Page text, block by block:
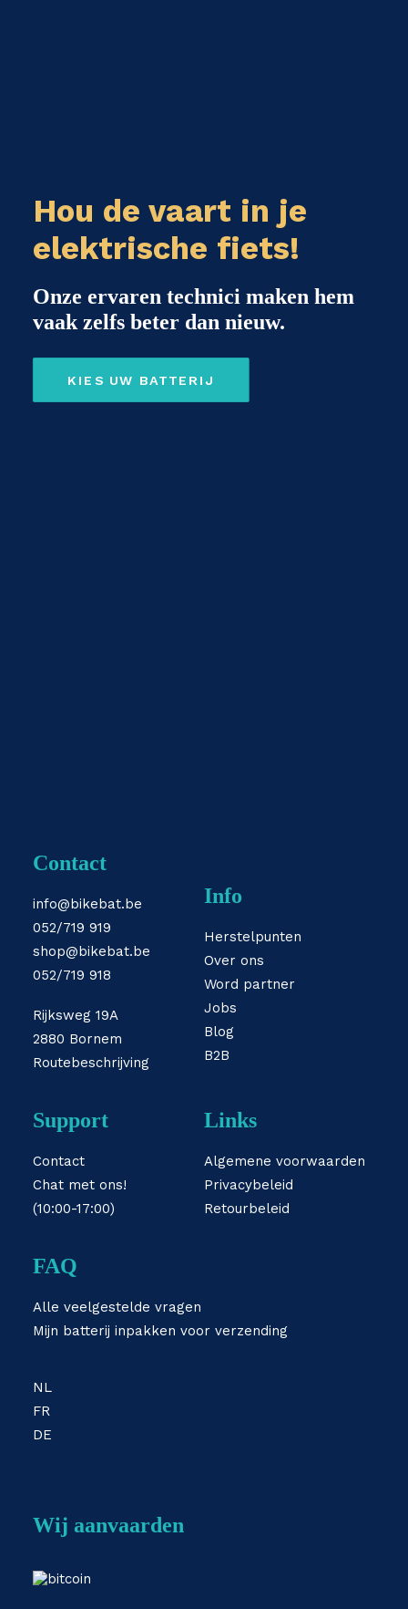
Hou de vaart in je
elektrische fiets!
Onze ervaren technici maken hem
vaak zelfs beter dan nieuw.
KIES UW BATTERIJ
Contact
info@bikebat.be
052/719 919
shop@bikebat.be
052/719 918
Rijksweg 19A
2880 Bornem
Routebeschrijving
Info
Herstelpunten
Over ons
Word partner
Jobs
Blog
B2B
Support
Contact
Chat met ons!
(10:00-17:00)
Links
Algemene voorwaarden
Privacybeleid
Retourbeleid
FAQ
Alle veelgestelde vragen
Mijn batterij inpakken voor verzending
NL
FR
DE
Wij aanvaarden